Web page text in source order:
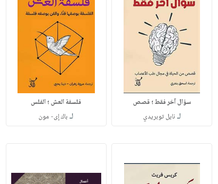
سؤال آخر فقط ؛ قصص
لـ نايل توبريدي
فلسفة العش ؛ الفلس
لـ باك إى- مون